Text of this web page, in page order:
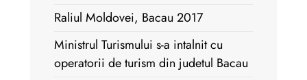
Raliul Moldovei, Bacau 2017
Ministrul Turismului s-a intalnit cu
operatorii de turism din judetul Bacau